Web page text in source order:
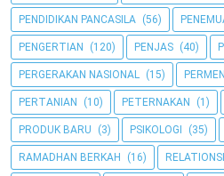
PENDIDIKAN PANCASILA (56)
PENGERTIAN (120) PENJAS (40)
PERGERAKAN NASIONAL (15)
PERTANIAN (10) PETERNAKAN (1)
PRODUK BARU (3) PSIKOLOGI (35)
RAMADHAN BERKAH (16)